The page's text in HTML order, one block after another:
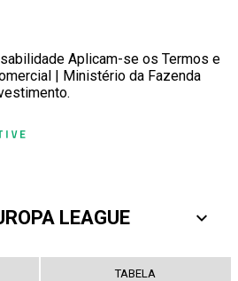
Aplicam-se os Termos e
| Ministério da Fazenda
LEAGUE
TABELA